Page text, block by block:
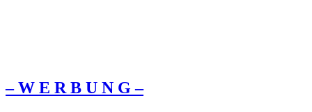
– W Ε R Β U Ν G –